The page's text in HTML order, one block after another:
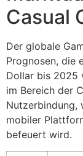
Casual
Der globale
Prognosen, die
Dollar bis 2025
im Bereich der
Nutzerbindung,
mobiler
befeuert wird.